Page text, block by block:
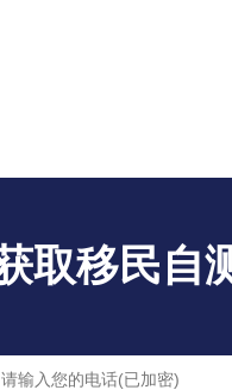
取移民自